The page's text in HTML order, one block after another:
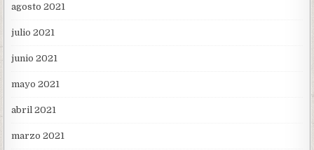
agosto 2021
julio 2021
junio 2021
mayo 2021
abril 2021
marzo 2021